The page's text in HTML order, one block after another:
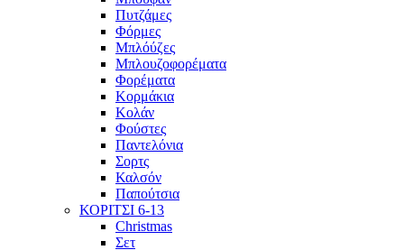
Πυτζάμες
Φόρμες
Μπλόύζες
Μπλουζοφορέματα
Φορέματα
Κορμάκια
Κολάν
Φούστες
Παντελόνια
Σορτς
Καλσόν
Παπούτσια
ΚΟΡΙΤΣΙ 6-13
Christmas
Σετ